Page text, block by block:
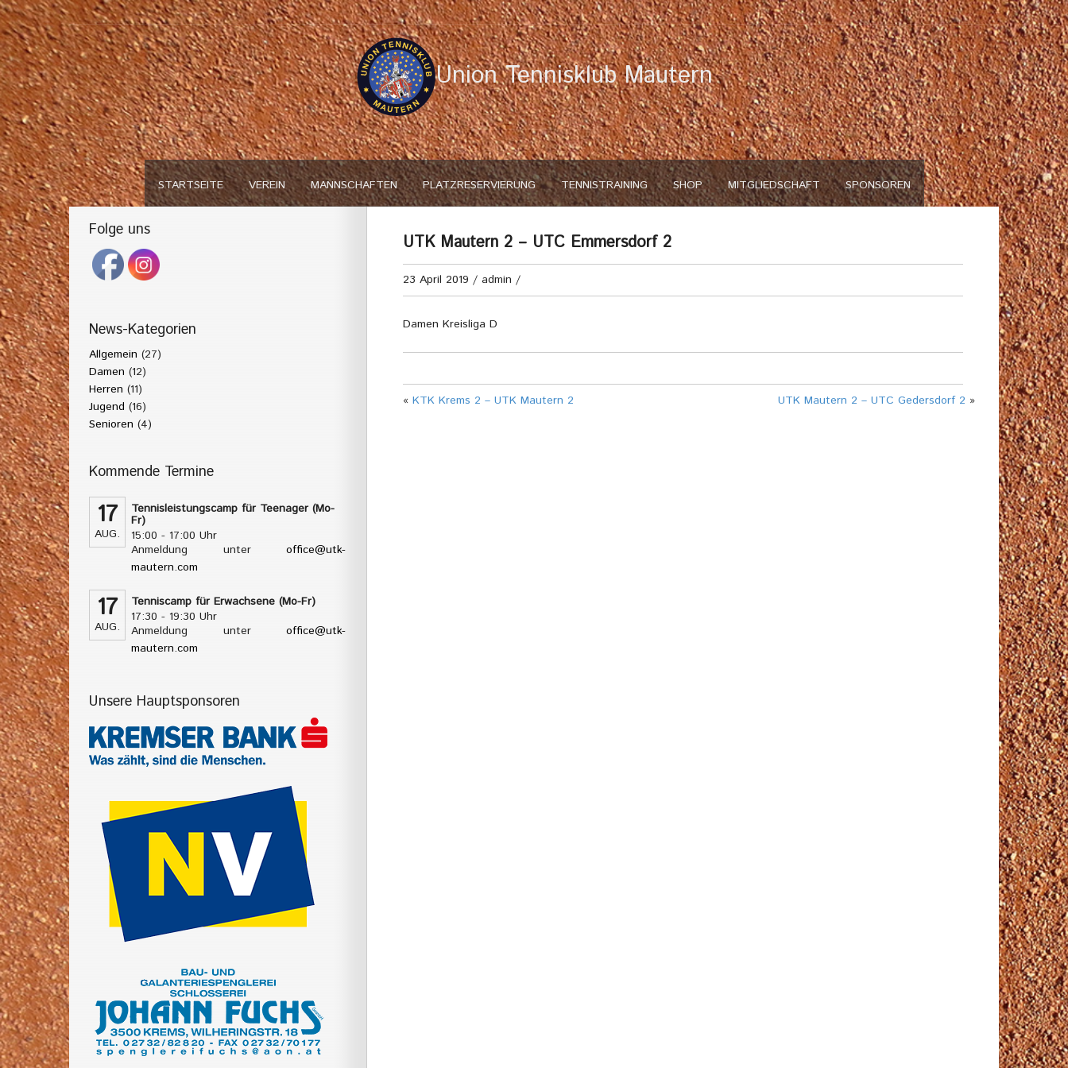
Union Tennisklub Mautern
STARTSEITE VEREIN MANNSCHAFTEN PLATZRESERVIERUNG TENNISTRAINING SHOP MITGLIEDSCHAFT SPONSOREN
Folge uns
News-Kategorien
Allgemein (27)
Damen (12)
Herren (11)
Jugend (16)
Senioren (4)
Kommende Termine
17
AUG.
Tennisleistungscamp für Teenager (Mo-
Fr)
15:00 - 17:00 Uhr
Anmeldung unter office@utk-
mautern.com
17
AUG.
Tenniscamp für Erwachsene (Mo-Fr)
17:30 - 19:30 Uhr
Anmeldung unter office@utk-
mautern.com
Unsere Hauptsponsoren
UTK Mautern 2 – UTC Emmersdorf 2
23 April 2019 / admin /
Damen Kreisliga D
« KTK Krems 2 – UTK Mautern 2 UTK Mautern 2 – UTC Gedersdorf 2 »